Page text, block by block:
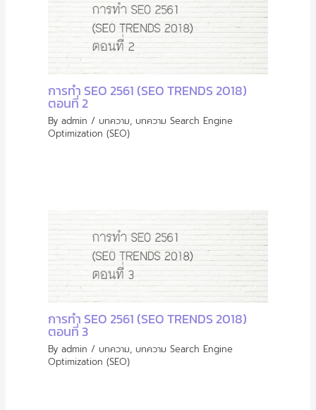
การทำ SEO 2561 (SEO TRENDS 2018)
ตอนที่ 2
By admin / บทความ, บทความ Search Engine
Optimization (SEO)
การทำ SEO 2561 (SEO TRENDS 2018)
ตอนที่ 3
By admin / บทความ, บทความ Search Engine
Optimization (SEO)